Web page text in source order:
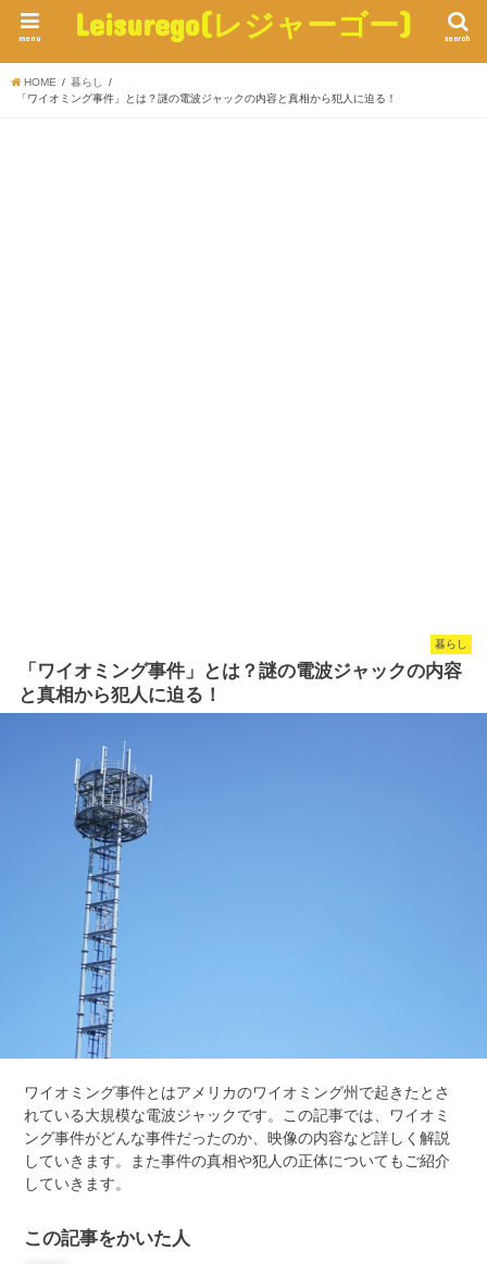
Leisurego(レジャーゴー) search
menu
HOME
暮らし
「ワイオミング事件」とは？謎の電波ジャックの内容と真相から犯人に迫る！
暮らし
「ワイオミング事件」とは？謎の電波ジャックの内容
と真相から犯人に迫る！
ワイオミング事件とはアメリカのワイオミング州で起きたとさ
れている大規模な電波ジャックです。この記事では、ワイオミ
ング事件がどんな事件だったのか、映像の内容など詳しく解説
していきます。また事件の真相や犯人の正体についてもご紹介
していきます。
この記事をかいた人